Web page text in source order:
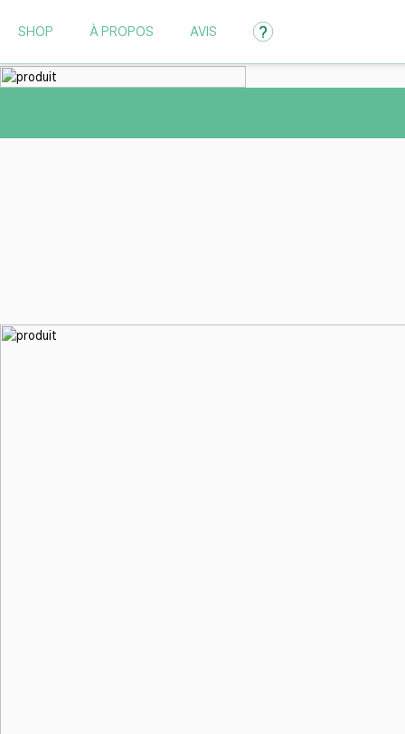
SHOP À PROPOS AVIS